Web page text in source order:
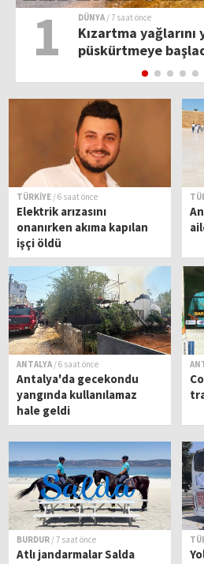
1 DÜNYA / 7 saat önce
Kızartma yağlarını
püskürtmeye
TÜRKİYE / 6 saat önce
Elektrik arızasını
onanırken akıma kapılan
işçi öldü
ANTALYA / 6 saat önce
Antalya'da gecekondu
yangında kullanılamaz
hale geldi
BURDUR / 7 saat önce
Atlı jandarmalar Salda